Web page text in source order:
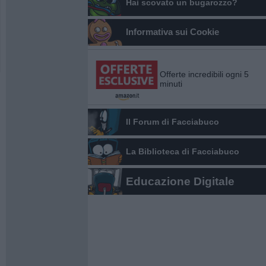
Hai scovato un bugarozzo?
Informativa sui Cookie
Offerte incredibili ogni 5
minuti
Il Forum di Facciabuco
La Biblioteca di Facciabuco
Educazione Digitale